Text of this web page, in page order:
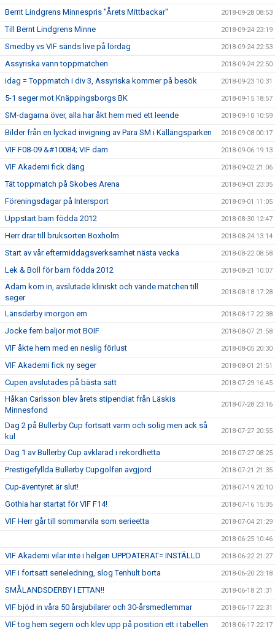
Bernt Lindgrens Minnespris "Årets Mittbackar" 2018-09-28 08:53
Till Bernt Lindgrens Minne 2018-09-24 23:19
Smedby vs VIF sänds live på lördag 2018-09-24 22:53
Assyriska vann toppmatchen 2018-09-24 22:50
idag = Toppmatch i div 3, Assyriska kommer på besök 2018-09-23 10:31
5-1 seger mot Knäppingsborgs BK 2018-09-15 18:57
SM-dagarna över, alla har åkt hem med ett leende 2018-09-10 10:59
Bilder från en lyckad invigning av Para SM i Källängsparken 2018-09-08 00:17
VIF F08-09 &#10084; VIF dam 2018-09-06 19:13
VIF Akademi fick däng 2018-09-02 21:06
Tät toppmatch på Skobes Arena 2018-09-01 23:35
Föreningsdagar på Intersport 2018-09-01 11:05
Uppstart barn födda 2012 2018-08-30 12:47
Herr drar till bruksorten Boxholm 2018-08-24 13:14
Start av vår eftermiddagsverksamhet nästa vecka 2018-08-22 08:58
Lek & Boll för barn födda 2012 2018-08-21 10:07
Adam kom in, avslutade kliniskt och vände matchen till
seger
2018-08-18 17:28
Länsderby imorgon em 2018-08-17 22:38
Jocke fem baljor mot BOIF 2018-08-07 21:58
VIF åkte hem med en neslig förlust 2018-08-05 20:30
VIF Akademi fick ny seger 2018-08-01 21:51
Cupen avslutades på bästa sätt 2018-07-29 16:45
Håkan Carlsson blev årets stipendiat från Läskis
Minnesfond
2018-07-28 23:16
Dag 2 på Bullerby Cup fortsatt varm och solig men ack så
kul
2018-07-27 20:55
Dag 1 av Bullerby Cup avklarad i rekordhetta 2018-07-27 08:25
Prestigefyllda Bullerby Cupgolfen avgjord 2018-07-21 21:35
Cup-äventyret är slut! 2018-07-19 20:10
Gothia har startat för VIF F14! 2018-07-16 15:35
VIF Herr går till sommarvila som serieetta 2018-07-04 21:29
2018-06-25 10:46
VIF Akademi vilar inte i helgen UPPDATERAT= INSTÄLLD 2018-06-22 21:27
VIF i fortsatt serieledning, slog Tenhult borta 2018-06-20 23:18
SMÅLANDSDERBY I ETTAN!! 2018-06-18 21:31
VIF bjöd in våra 50 årsjubilarer och 30-årsmedlemmar 2018-06-17 22:31
VIF tog hem segern och klev upp på position ett i tabellen 2018-06-17 22:17